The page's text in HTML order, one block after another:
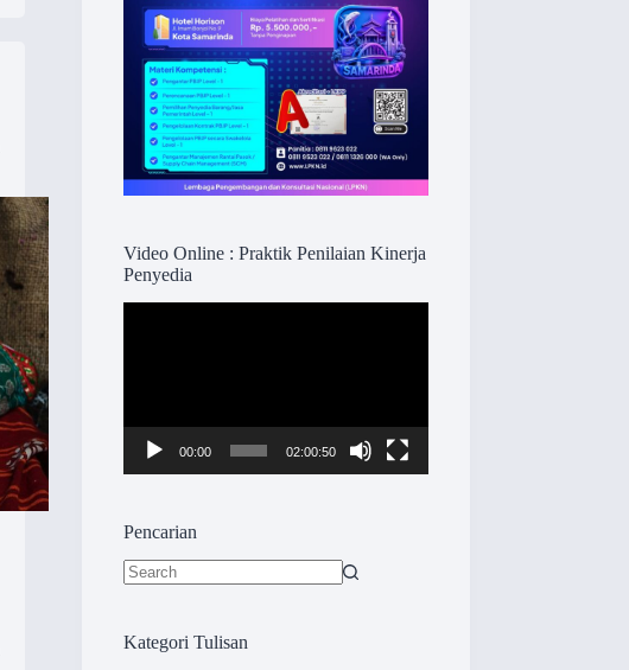
Video Online : Praktik Penilaian Kinerja
Penyedia
00:00 02:00:50
Pencarian
Kategori Tulisan